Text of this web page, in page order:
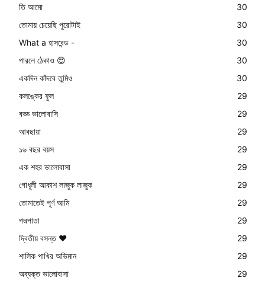
তি আমো
30
তোমায় চেয়েছি পুরোটাই
30
What a হাসবেন্ড -
30
পারলে ঠেকাও 😍
30
একদিন কাঁদবে তুমিও
30
কলঙ্কের ফুল
29
বড্ড ভালোবাসি
29
আবছায়া
29
১৬ বছর বয়স
29
এক শহর ভালোবাসা
29
গোধূলী আকাশ লাজুক লাজুক
29
তোমাতেই পূর্ণ আমি
29
পদ্মপাতা
29
দ্বিতীয় বসন্ত ❤️
29
শালিক পাখির অভিমান
29
অব্যক্ত ভালোবাসা
29